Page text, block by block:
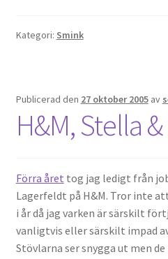
Kategori: Smink
Publicerad den 27 oktober 2005 av
H&M, Stella
Förra året tog jag ledigt från
Lagerfeldt på H&M. Tror inte
i år då jag varken är särskilt
vanligtvis eller särskilt impad
Stövlarna ser snygga ut men